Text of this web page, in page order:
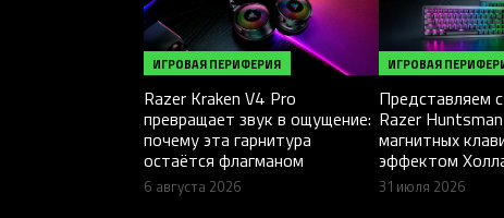
ИГРОВАЯ ПЕРИФЕРИЯ
Razer Kraken V4 Pro
превращает звук в ощущение:
почему эта гарнитура
остаётся флагманом
6 августа 2026
ИГРОВАЯ
Представляем
Razer
магнитных
эффектом
31 июля 2026